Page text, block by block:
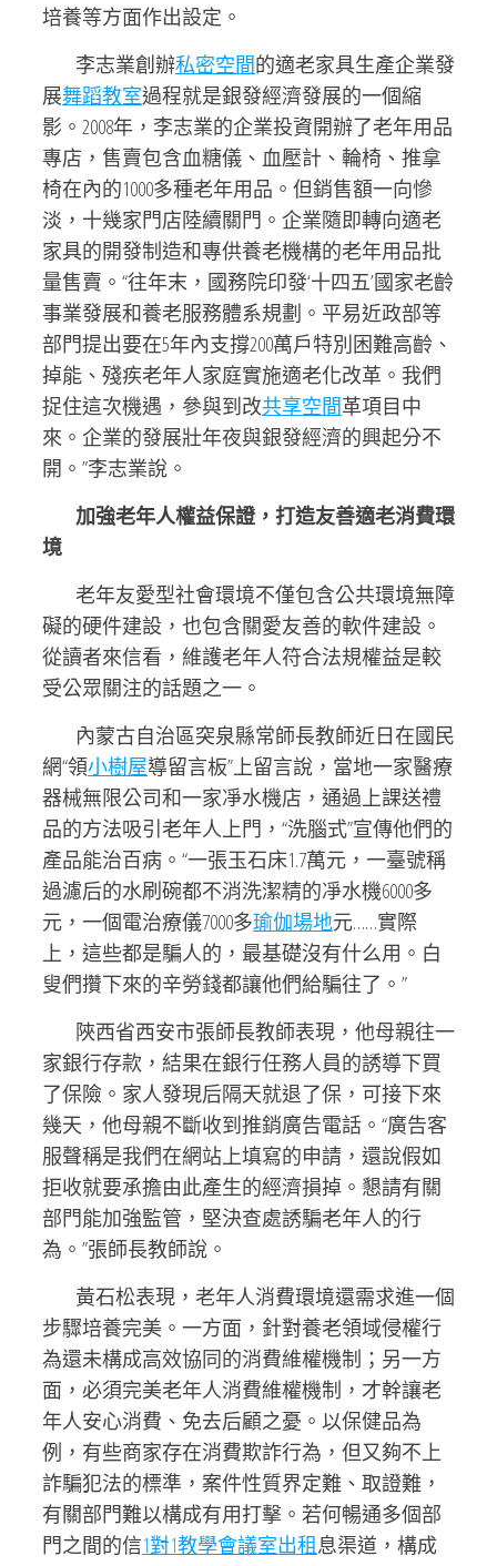
培養等方面作出設定。
李志業創辦私密空間的適老家具生產企業發
展舞蹈教室過程就是銀發經濟發展的一個縮
影。2008年，李志業的企業投資開辦了老年用品
專店，售賣包含血糖儀、血壓計、輪椅、推拿
椅在內的1000多種老年用品。但銷售額一向慘
淡，十幾家門店陸續關門。企業隨即轉向適老
家具的開發制造和專供養老機構的老年用品批
量售賣。“往年末，國務院印發‘十四五’國家老齡
事業發展和養老服務體系規劃。平易近政部等
部門提出要在5年內支撐200萬戶特別困難高齡、
掉能、殘疾老年人家庭實施適老化改革。我們
捉住這次機遇，參與到改共享空間革項目中
來。企業的發展壯年夜與銀發經濟的興起分不
開。”李志業說。
加強老年人權益保證，打造友善適老消費環
境
老年友愛型社會環境不僅包含公共環境無障
礙的硬件建設，也包含關愛友善的軟件建設。
從讀者來信看，維護老年人符合法規權益是較
受公眾關注的話題之一。
內蒙古自治區突泉縣常師長教師近日在國民
網“領小樹屋導留言板”上留言說，當地一家醫療
器械無限公司和一家凈水機店，通過上課送禮
品的方法吸引老年人上門，“洗腦式”宣傳他們的
產品能治百病。“一張玉石床1.7萬元，一臺號稱
過濾后的水刷碗都不消洗潔精的凈水機6000多
元，一個電治療儀7000多瑜伽場地元……實際
上，這些都是騙人的，最基礎沒有什么用。白
叟們攢下來的辛勞錢都讓他們給騙往了。”
陜西省西安市張師長教師表現，他母親往一
家銀行存款，結果在銀行任務人員的誘導下買
了保險。家人發現后隔天就退了保，可接下來
幾天，他母親不斷收到推銷廣告電話。“廣告客
服聲稱是我們在網站上填寫的申請，還說假如
拒收就要承擔由此產生的經濟損掉。懇請有關
部門能加強監管，堅決查處誘騙老年人的行
為。”張師長教師說。
黃石松表現，老年人消費環境還需求進一個
步驟培養完美。一方面，針對養老領域侵權行
為還未構成高效協同的消費維權機制；另一方
面，必須完美老年人消費維權機制，才幹讓老
年人安心消費、免去后顧之憂。以保健品為
例，有些商家存在消費欺詐行為，但又夠不上
詐騙犯法的標準，案件性質界定難、取證難，
有關部門難以構成有用打擊。若何暢通多個部
門之間的信1對1教學會議室出租息渠道，構成